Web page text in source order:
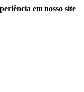
em nosso site